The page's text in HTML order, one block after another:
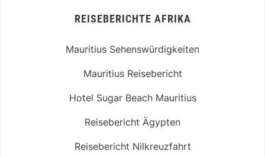
REISEBERICHTE AFRIKA
Mauritius Sehenswürdigkeiten
Mauritius Reisebericht
Hotel Sugar Beach Mauritius
Reisebericht Ägypten
Reisebericht Nilkreuzfahrt